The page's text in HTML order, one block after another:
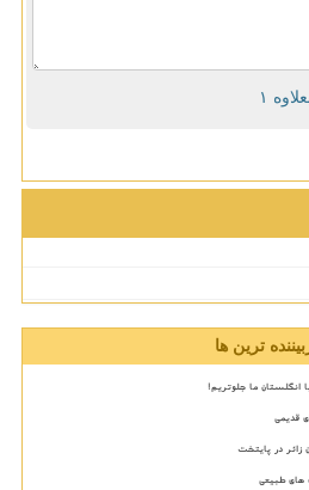
ترین ها
قدیمی
های طبیعی